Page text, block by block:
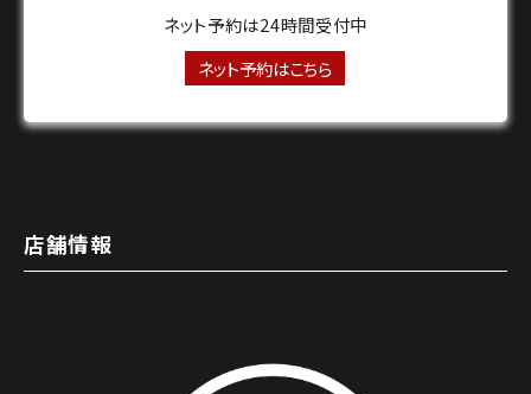
ネット予約は24時間受付中
ネット予約はこちら
店舗情報